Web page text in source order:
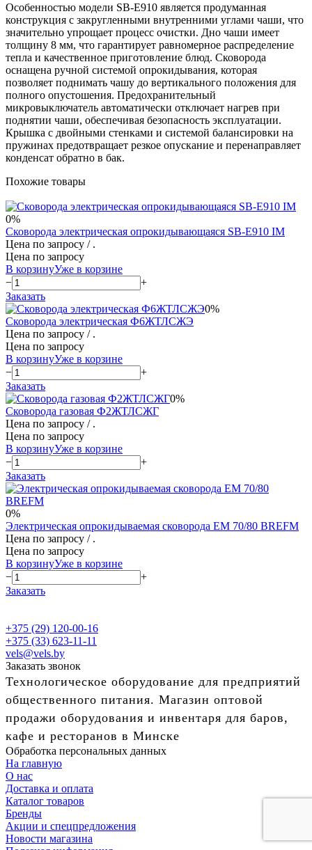
Особенностью модели SB-E910 является продуманная
конструкция с закругленными внутренними углами чаши, что
значительно упрощает процесс очистки. Дно чаши имеет
толщину 8 мм, что гарантирует равномерное распределение
тепла и качественное приготовление блюд. Сковорода
оснащена ручной системой опрокидывания, которая
позволяет поднимать чашу до вертикального положения для
полного опустошения. Предохранительный
микровыключатель автоматически отключает нагрев при
поднятии чаши, обеспечивая безопасность эксплуатации.
Крышка с двойными стенками и системой балансировки на
пружинах предотвращает резкое опускание и перенаправляет
конденсат обратно в бак.
Похожие товары
0%
Сковорода электрическая опрокидывающаяся SB-E910 IM
Цена по запросу / .
Цена по запросу
В корзинуУже в корзине
−
+
Заказать
0%
Сковорода электрическая Ф6ЖТЛСЖЭ
Цена по запросу / .
Цена по запросу
В корзинуУже в корзине
−
+
Заказать
0%
Сковорода газовая Ф2ЖТЛСЖГ
Цена по запросу / .
Цена по запросу
В корзинуУже в корзине
−
+
Заказать
0%
Электрическая опрокидываемая сковорода EM 70/80 BREFM
Цена по запросу / .
Цена по запросу
В корзинуУже в корзине
−
+
Заказать
+375 (29) 120-00-16
+375 (33) 623-11-11
vels@vels.by
Заказать звонок
Технологическое оборудование для предприятий
общественного питания. Магазин оптовой
продажи оборудования и инвентаря для баров,
кафе и ресторанов в Минске
Обработка персональных данных
На главную
О нас
Доставка и оплата
Каталог товаров
Бренды
Акции и спецпредложения
Новости магазина